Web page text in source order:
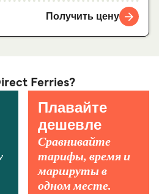
Получить цену
Ferries?
Плавайте
дешевле
Сравнивайте
тарифы, время и
маршруты в
одном месте.